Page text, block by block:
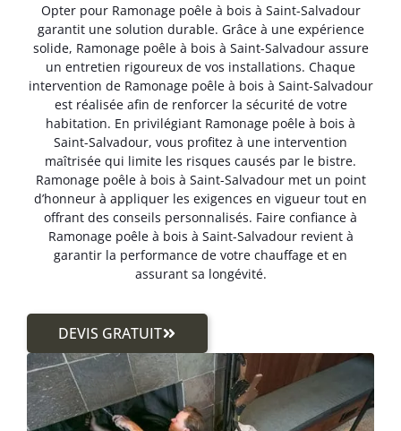
Opter pour Ramonage poêle à bois à Saint-Salvadour
garantit une solution durable. Grâce à une expérience
solide, Ramonage poêle à bois à Saint-Salvadour assure
un entretien rigoureux de vos installations. Chaque
intervention de Ramonage poêle à bois à Saint-Salvadour
est réalisée afin de renforcer la sécurité de votre
habitation. En privilégiant Ramonage poêle à bois à
Saint-Salvadour, vous profitez à une intervention
maîtrisée qui limite les risques causés par le bistre.
Ramonage poêle à bois à Saint-Salvadour met un point
d’honneur à appliquer les exigences en vigueur tout en
offrant des conseils personnalisés. Faire confiance à
Ramonage poêle à bois à Saint-Salvadour revient à
garantir la performance de votre chauffage et en
assurant sa longévité.
DEVIS GRATUIT